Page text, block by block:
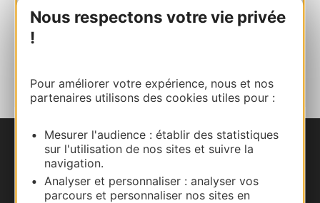
Nous respectons votre vie privée
!
Pour améliorer votre expérience, nous et nos
partenaires utilisons des cookies utiles pour :
Mesurer l'audience : établir des statistiques
sur l'utilisation de nos sites et suivre la
navigation.
Analyser et personnaliser : analyser vos
parcours et personnaliser nos sites en
E-mail
Nous contacter
Carte interactive